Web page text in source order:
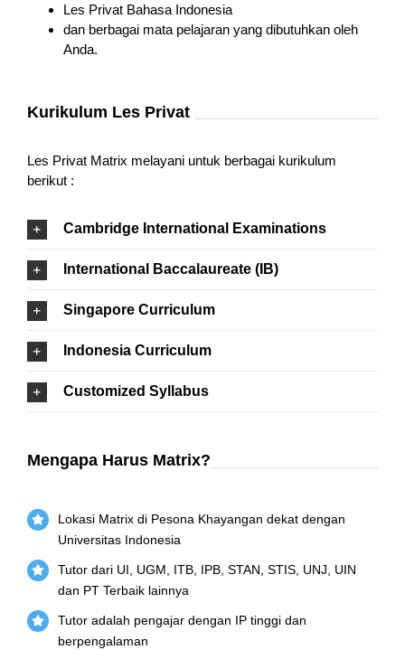
Les Privat Bahasa Indonesia
dan berbagai mata pelajaran yang dibutuhkan oleh
Anda.
Kurikulum Les Privat
Les Privat Matrix melayani untuk berbagai kurikulum
berikut :
Cambridge International Examinations
International Baccalaureate (IB)
Singapore Curriculum
Indonesia Curriculum
Customized Syllabus
Mengapa Harus Matrix?
Lokasi Matrix di Pesona Khayangan dekat dengan
Universitas Indonesia
Tutor dari UI, UGM, ITB, IPB, STAN, STIS, UNJ, UIN
dan PT Terbaik lainnya
Tutor adalah pengajar dengan IP tinggi dan
berpengalaman